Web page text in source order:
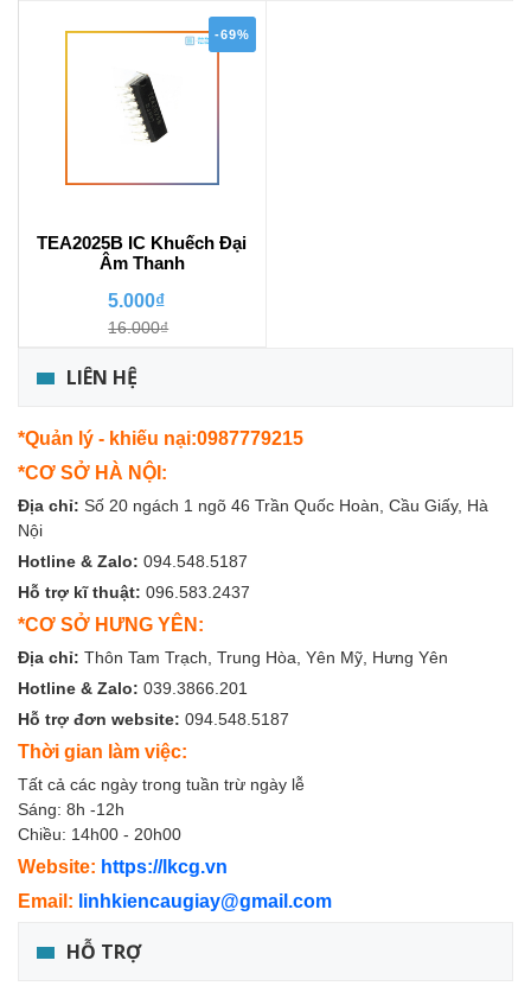
-69%
TEA2025B IC Khuếch Đại
Âm Thanh
5.000₫
16.000₫
LIÊN HỆ
*Quản lý - khiếu nại:0987779215
*CƠ SỞ HÀ NỘI:
Địa chỉ: Số 20 ngách 1 ngõ 46 Trần Quốc Hoàn, Cầu Giấy, Hà
Nội
Hotline & Zalo: 094.548.5187
Hỗ trợ kĩ thuật: 096.583.2437
*CƠ SỞ HƯNG YÊN:
Địa chỉ: Thôn Tam Trạch, Trung Hòa, Yên Mỹ, Hưng Yên
Hotline & Zalo: 039.3866.201
Hỗ trợ đơn website: 094.548.5187
Thời gian làm việc:
Tất cả các ngày trong tuần trừ ngày lễ
Sáng: 8h -12h
Chiều: 14h00 - 20h00
Website: https://lkcg.vn
Email: linhkiencaugiay@gmail.com
HỖ TRỢ